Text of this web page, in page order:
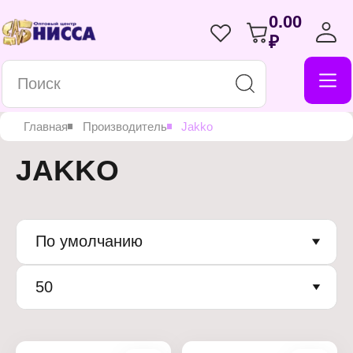
0.00
₽
Главная Производитель Jakko
JAKKO
По умолчанию
50